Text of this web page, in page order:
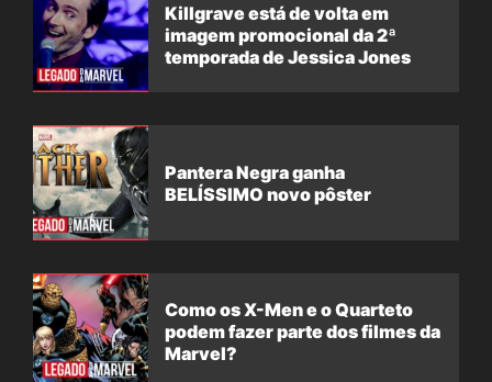
Killgrave está de volta em
imagem promocional da 2ª
temporada de Jessica Jones
Pantera Negra ganha
BELÍSSIMO novo pôster
Como os X-Men e o Quarteto
podem fazer parte dos filmes da
Marvel?